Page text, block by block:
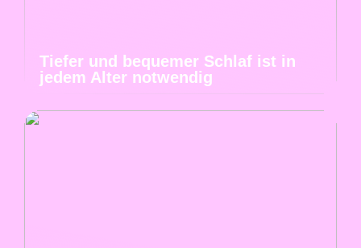
Tiefer und bequemer Schlaf ist in
jedem Alter notwendig